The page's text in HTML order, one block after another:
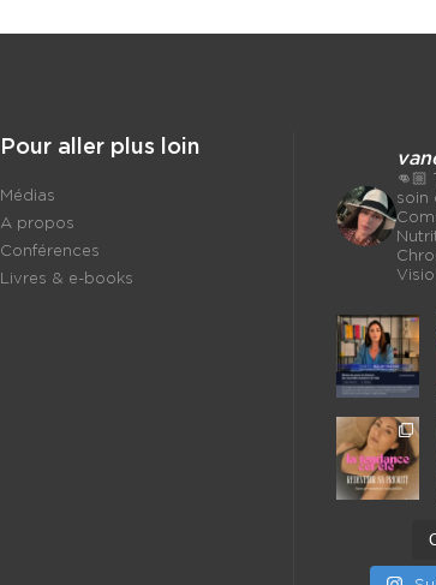
Pour aller plus loin
Médias
A propos
Conférences
Livres & e-books
👊🏼
soin
Visio